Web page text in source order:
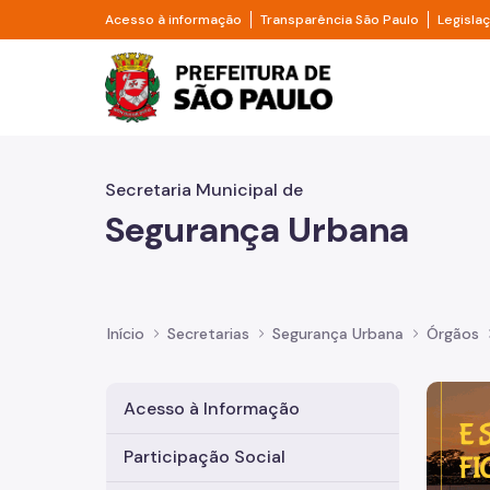
Pular para o Conteúdo principal
Acesso à informação Divisor de acesso à informação
Transparência São Paulo Divisor
Prefeitura de São
Secretaria Municipal de
Segurança Urbana
Início Secretarias Segurança Urbana Órgãos
Acesso à Informação
Participação Social